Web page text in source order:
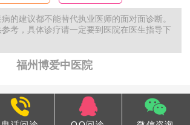
的建议都不能替代执业医师的面对面诊断。
考，具体诊疗请一定要到医院在医生指导下
福州博爱中医院